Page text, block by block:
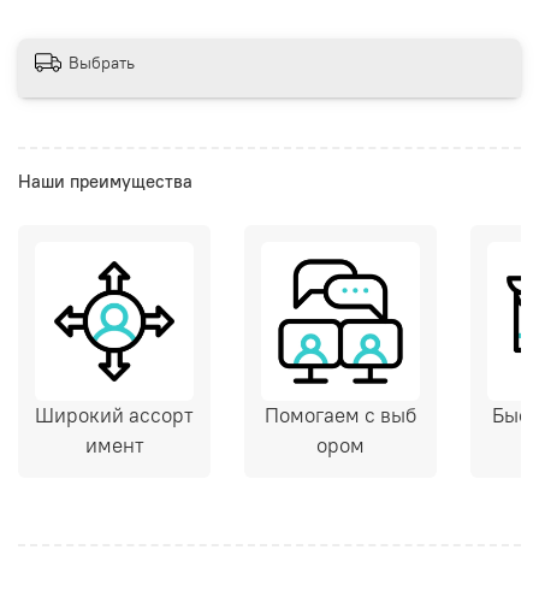
Выбрать
Наши преимущества
Широкий ассорт
имент
Помогаем с выб
ором